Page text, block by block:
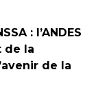
: l’ANDES
de la
de la